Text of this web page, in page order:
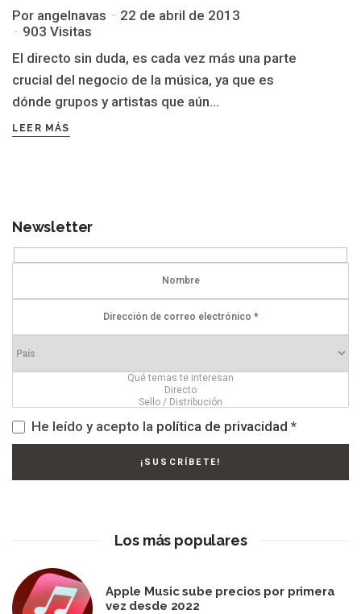
Por angelnavas
22 de abril de 2013
903 Visitas
El directo sin duda, es cada vez más una parte
crucial del negocio de la música, ya que es
dónde grupos y artistas que aún...
LEER MÁS
Newsletter
He leído y acepto la política de privacidad *
Los más populares
Apple Music sube precios por primera
vez desde 2022